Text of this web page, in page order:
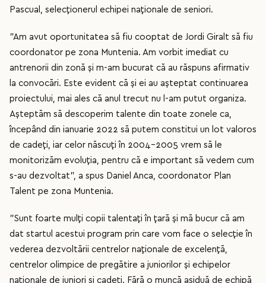
Pascual, selecționerul echipei naționale de seniori.
”Am avut oportunitatea să fiu cooptat de Jordi Giralt să fiu
coordonator pe zona Muntenia. Am vorbit imediat cu
antrenorii din zonă și m-am bucurat că au răspuns afirmativ
la convocări. Este evident că și ei au așteptat continuarea
proiectului, mai ales că anul trecut nu l-am putut organiza.
Așteptăm să descoperim talente din toate zonele ca,
începând din ianuarie 2022 să putem constitui un lot valoros
de cadeți, iar celor născuți în 2004-2005 vrem să le
monitorizăm evoluția, pentru că e important să vedem cum
s-au dezvoltat”, a spus Daniel Anca, coordonator Plan
Talent pe zona Muntenia.
”Sunt foarte mulți copii talentați în țară și mă bucur că am
dat startul acestui program prin care vom face o selecție în
vederea dezvoltării centrelor naționale de excelență,
centrelor olimpice de pregătire a juniorilor și echipelor
naționale de juniori și cadeți. Fără o muncă asiduă de echipă